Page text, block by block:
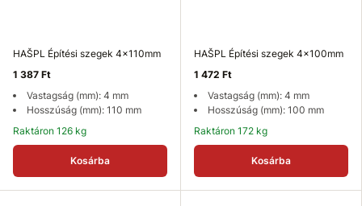
HAŠPL Építési szegek 4x110mm
1 387 Ft
Vastagság (mm): 4 mm
Hosszúság (mm): 110 mm
Raktáron 126 kg
Kosárba
HAŠPL Építési szegek 4x100mm
1 472 Ft
Vastagság (mm): 4 mm
Hosszúság (mm): 100 mm
Raktáron 172 kg
Kosárba